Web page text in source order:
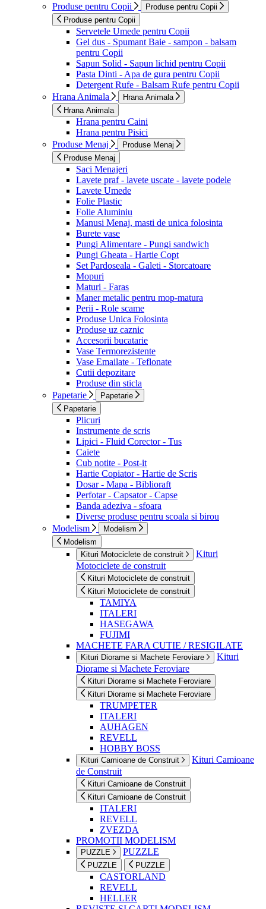
Produse pentru Copii
Produse pentru Copii
Produse pentru Copii
Servetele Umede pentru Copii
Gel dus - Spumant Baie - sampon - balsam
pentru Copii
Sapun Solid - Sapun lichid pentru Copii
Pasta Dinti - Apa de gura pentru Copii
Detergent Rufe - Balsam Rufe pentru Copii
Hrana Animala
Hrana Animala
Hrana Animala
Hrana pentru Caini
Hrana pentru Pisici
Produse Menaj
Produse Menaj
Produse Menaj
Saci Menajeri
Lavete praf - lavete uscate - lavete podele
Lavete Umede
Folie Plastic
Folie Aluminiu
Manusi Menaj, masti de unica folosinta
Burete vase
Pungi Alimentare - Pungi sandwich
Pungi Gheata - Hartie Copt
Set Pardoseala - Galeti - Storcatoare
Mopuri
Maturi - Faras
Maner metalic pentru mop-matura
Perii - Role scame
Produse Unica Folosinta
Produse uz caznic
Accesorii bucatarie
Vase Termorezistente
Vase Emailate - Teflonate
Cutii depozitare
Produse din sticla
Papetarie
Papetarie
Papetarie
Plicuri
Instrumente de scris
Lipici - Fluid Corector - Tus
Caiete
Cub notite - Post-it
Hartie Copiator - Hartie de Scris
Dosar - Mapa - Biblioraft
Perfotar - Capsator - Capse
Banda adeziva - sfoara
Diverse produse pentru scoala si birou
Modelism
Modelism
Modelism
Kituri Motociclete de construit
Kituri
Motociclete de construit
Kituri Motociclete de construit
Kituri Motociclete de construit
TAMIYA
ITALERI
HASEGAWA
FUJIMI
MACHETE FARA CUTIE / RESIGILATE
Kituri Diorame si Machete Feroviare
Kituri
Diorame si Machete Feroviare
Kituri Diorame si Machete Feroviare
Kituri Diorame si Machete Feroviare
TRUMPETER
ITALERI
AUHAGEN
REVELL
HOBBY BOSS
Kituri Camioane de Construit
Kituri Camioane
de Construit
Kituri Camioane de Construit
Kituri Camioane de Construit
ITALERI
REVELL
ZVEZDA
PROMOTII MODELISM
PUZZLE PUZZLE
PUZZLE PUZZLE
CASTORLAND
REVELL
HELLER